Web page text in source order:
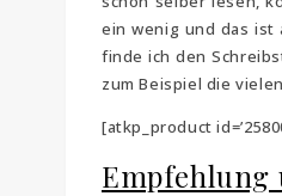
ein wenig und das ist
finde ich den
zum Beispiel die
[atkp_product
Empfehlung